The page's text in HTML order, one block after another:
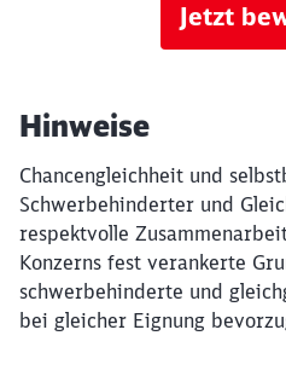
Jetzt
Hinweise
Chancengleichheit und
Schwerbehinderter und
respektvolle
Konzerns fest verankerte
schwerbehinderte und
bei gleicher Eignung